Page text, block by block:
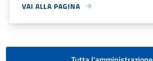
VAI ALLA PAGINA